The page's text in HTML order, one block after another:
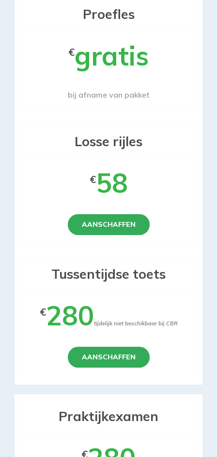
Proefles
€gratis
bij afname van pakket
Losse rijles
€58
AANSCHAFFEN
Tussentijdse toets
€280tijdelijk niet beschikbaar bij CBR
AANSCHAFFEN
Praktijkexamen
€